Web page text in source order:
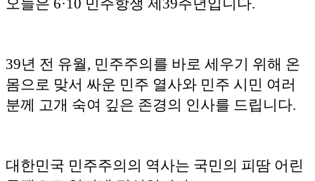
39년 전 유월, 민주주의를 바로 세우기 위해 온
몸으로 맞서 싸운 민주 열사와 민주 시민 여러
분께 고개 숙여 깊은 존경의 인사를 드립니다.
대한민국 민주주의의 역사는 국민의 피땀 어린